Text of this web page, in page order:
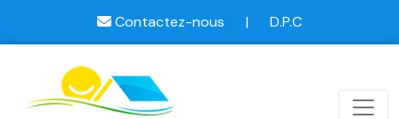
Contactez-nous | D.P.C